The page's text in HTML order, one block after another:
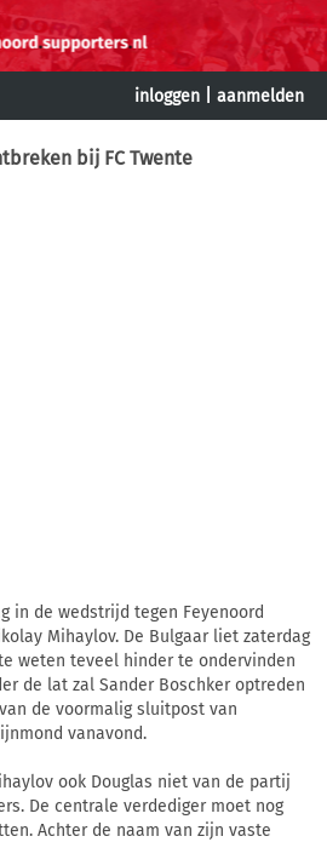
inloggen aanmelden
bij FC Twente
in de wedstrijd tegen Feyenoord
Mihaylov. De Bulgaar liet zaterdag
weten teveel hinder te ondervinden
de lat zal Sander Boschker optreden
de voormalig sluitpost van
vanavond.
ook Douglas niet van de partij
De centrale verdediger moet nog
Achter de naam van zijn vaste